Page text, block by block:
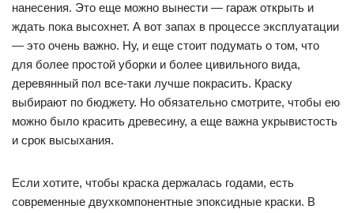
нанесения. Это еще можно вынести — гараж открыть и
ждать пока высохнет. А вот запах в процессе эксплуатации
— это очень важно. Ну, и еще стоит подумать о том, что
для более простой уборки и более цивильного вида,
деревянный пол все-таки лучше покрасить. Краску
выбирают по бюджету. Но обязательно смотрите, чтобы ею
можно было красить древесину, а еще важна укрывистость
и срок высыхания.
Если хотите, чтобы краска держалась годами, есть
современные двухкомпонентные эпоксидные краски. В